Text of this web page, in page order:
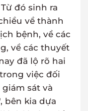
đó sinh ra
về thành
bệnh, về các
về các thuyết
đã lộ rõ hai
việc đối
sát và
bên kia dựa